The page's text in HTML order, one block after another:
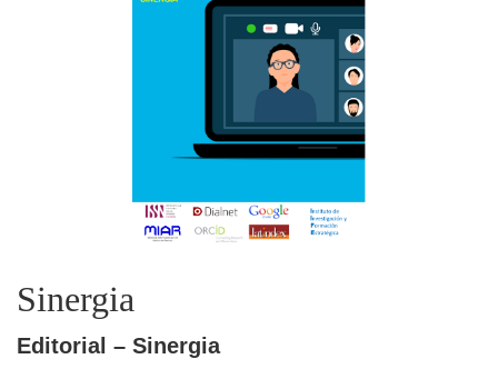
Sinergia
Editorial – Sinergia